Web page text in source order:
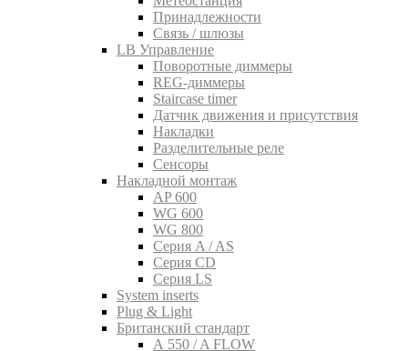
Принадлежности
Связь / шлюзы
LB Управление
Поворотные диммеры
REG-диммеры
Staircase timer
Датчик движения и присутствия
Накладки
Разделительные реле
Сенсоры
Накладной монтаж
AP 600
WG 600
WG 800
Серия A / AS
Серия CD
Серия LS
System inserts
Plug & Light
Британский стандарт
A 550 / A FLOW